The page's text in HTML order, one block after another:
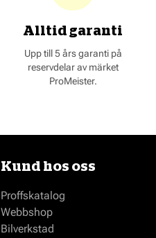
Alltid garanti
Upp till 5 års garanti på
reservdelar av märket
ProMeister.
Kund hos oss
Proffskatalog
Webbshop
Bilverkstad